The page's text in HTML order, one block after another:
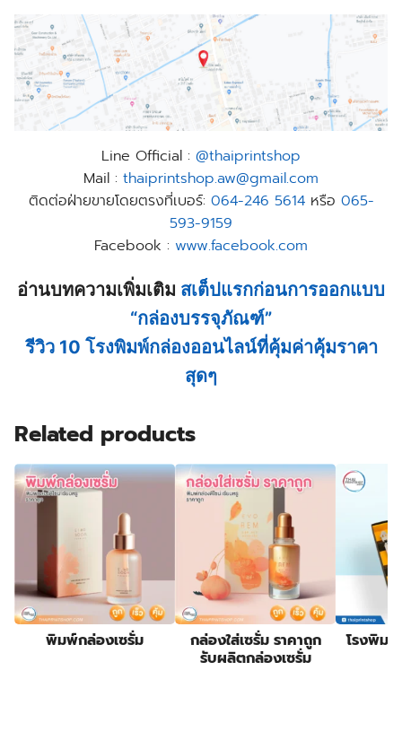
Line Official : @thaiprintshop
Mail : thaiprintshop.aw@gmail.com
ติดต่อฝ่ายขายโดยตรงที่เบอร์: 064-246 5614หรือ 065-
593-9159
Facebook : www.facebook.com
อ่านบทความเพิ่มเติม สเต็ปแรกก่อนการออกแบบ
“กล่องบรรจุภัณฑ์”
รีวิว 10 โรงพิมพ์กล่องออนไลน์ที่คุ้มค่าคุ้มราคา
สุดๆ
Related products
พิมพ์กล่องเซรั่ม
กล่องใส่เซรั่ม ราคาถูก
รับผลิตกล่องเซรั่ม
โรงพิม